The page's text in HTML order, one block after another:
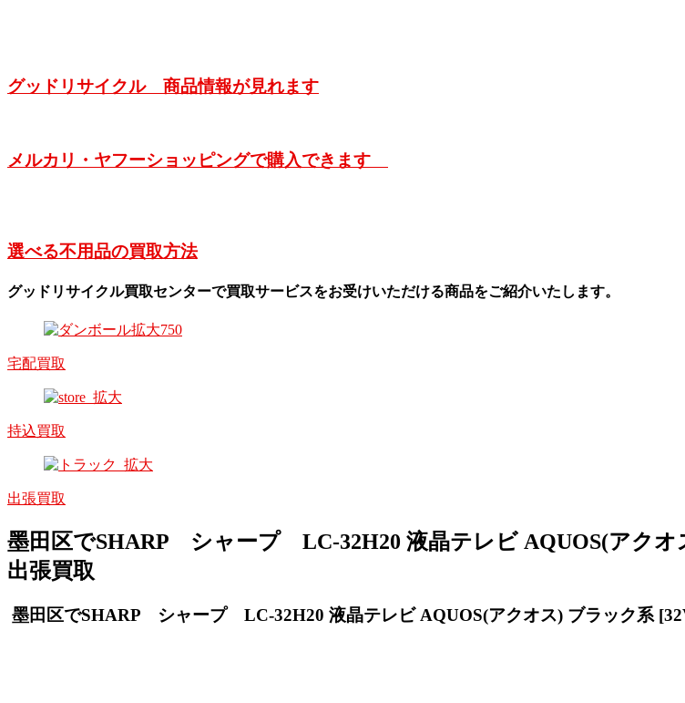
グッドリサイクル 商品情報が見れます
メルカリ・ヤフーショッピングで購入できます
選べる不用品の買取方法
グッドリサイクル買取センターで買取サービスをお受けいただける商品をご紹介いたします。
宅配買取
持込買取
出張買取
墨田区でSHARP シャープ LC-32H20 液晶テレビ AQUOS(アク
出張買取
墨田区でSHARP シャープ LC-32H20 液晶テレビ AQUOS(アクオス) ブラック系